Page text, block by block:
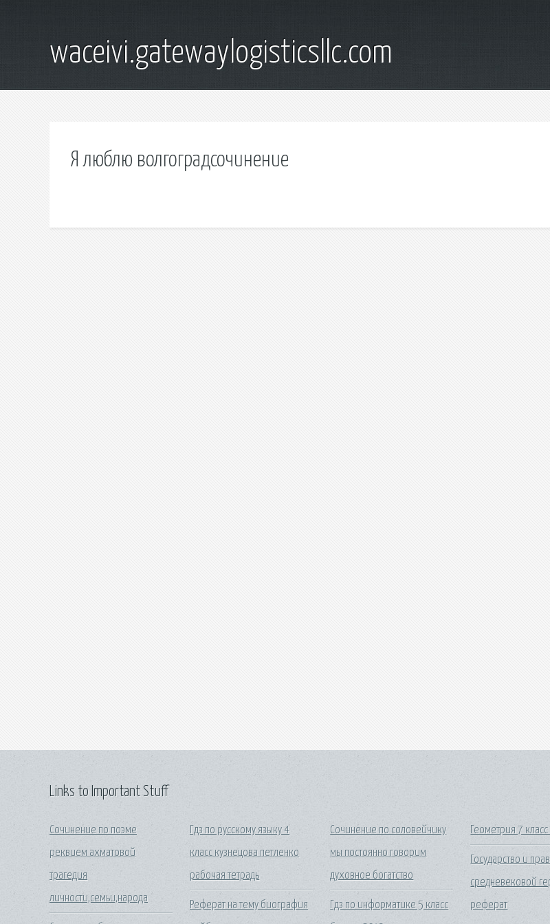
waceivi.gatewaylogisticsllc.com
Я люблю волгоградсочинение
Links to Important Stuff
Сочинение по поэме
реквием ахматовой
трагедия
личности,семьи,народа
Гдз по русскому языку 4
класс кузнецова петленко
рабочая тетрадь
Реферат на тему биография
Сочинение по соловейчику
мы постоянно говорим
духовное богатство
Гдз по информатике 5 класс
Геометрия 7 класс
Государство и
средневековой
реферат